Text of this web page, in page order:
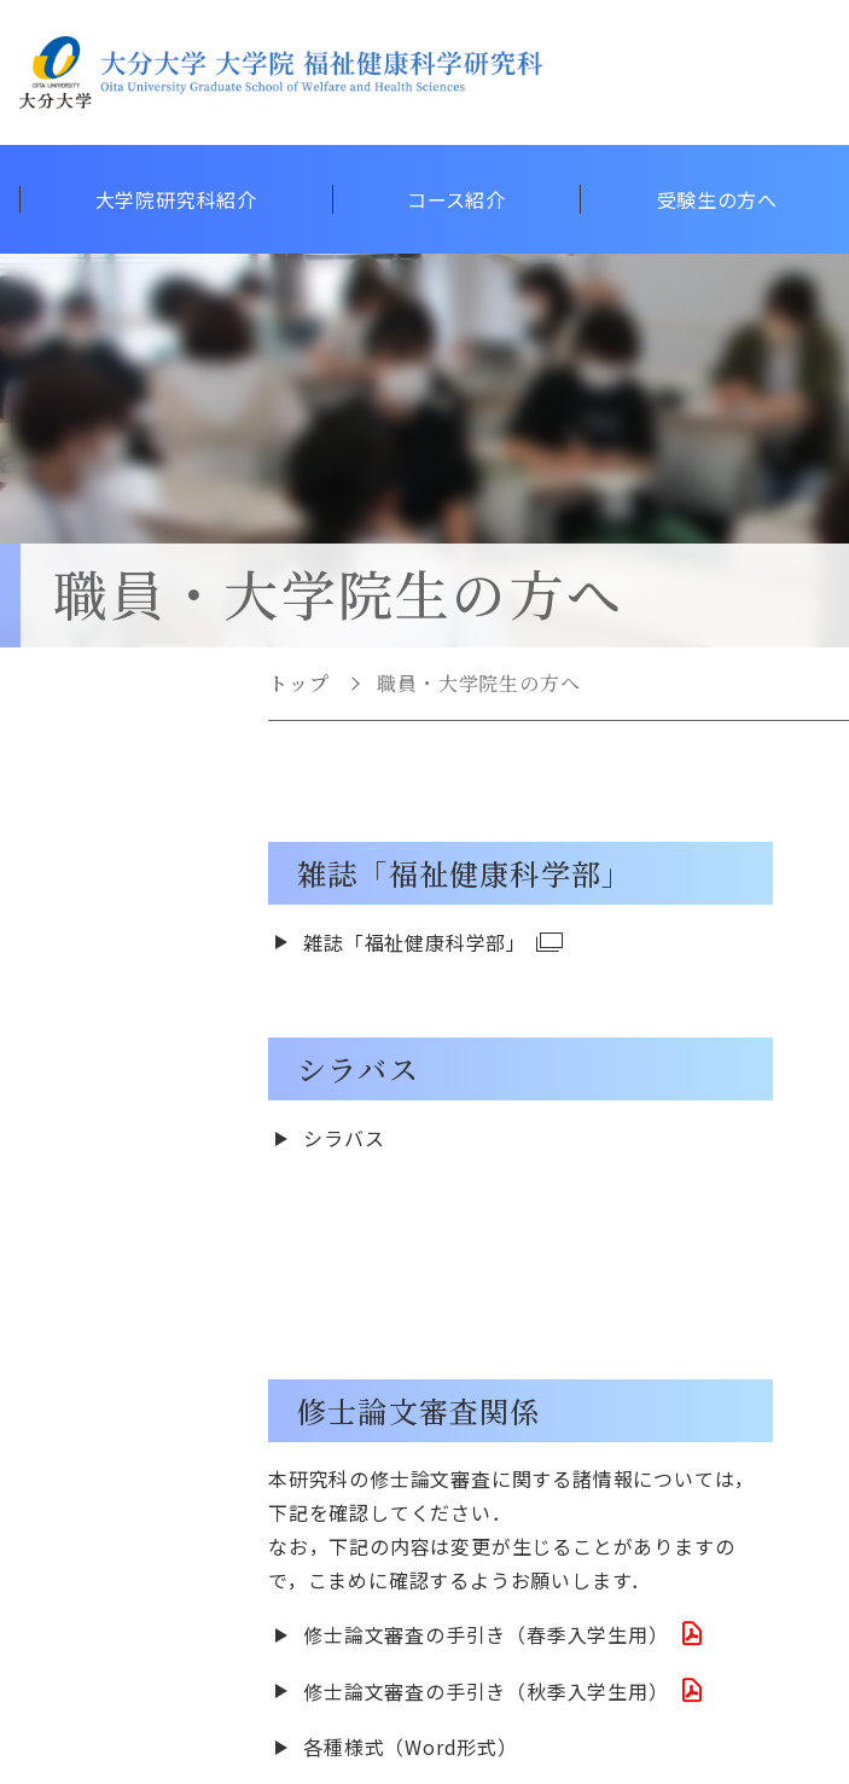
大学院研究科紹介 コース紹介
地域共生社会研究拠点
権利擁護教育研究セン
臨床心理教育研究セン
ター(心理教育相談室)
ター
受験生の方へ
職員・大学院生の方へ
トップ 職員・大学院生の方へ
雑誌「福祉健康科学部」
雑誌「福祉健康科学部」
シラバス
シラバス
修士論文審査関係
本研究科の修士論文審査に関する諸情報については，
下記を確認してください．
なお，下記の内容は変更が生じることがありますの
で，こまめに確認するようお願いします．
修士論文審査の手引き（春季入学生用）
修士論文審査の手引き（秋季入学生用）
各種様式（Word形式）